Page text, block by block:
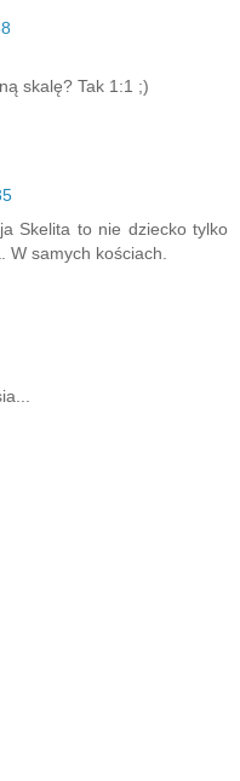
skalę? Tak 1:1 ;)
Skelita to nie dziecko tylko
W samych kościach.